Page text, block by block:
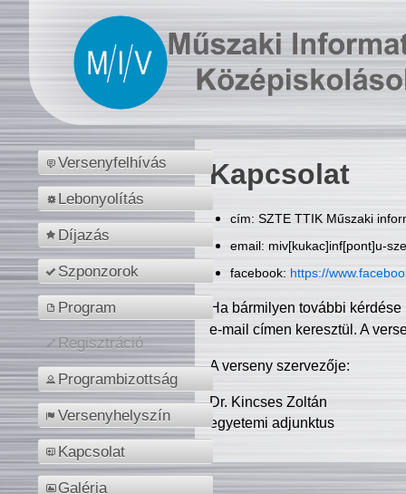
Versenyfelhívás
Lebonyolítás
Díjazás
Szponzorok
Program
Regisztráció
Programbizottság
Versenyhelyszín
Kapcsolat
Galéria
Kapcsolat
cím: SZTE TTIK Műszaki
email: miv[kukac]inf[pont]u-
facebook: https://
Ha bármilyen további
e-mail címen keresztül. A
A verseny szervezője:
Dr. Kincses Zoltán
egyetemi adjunktus